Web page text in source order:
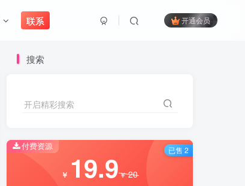
联系 开通会员
搜索
开启精彩搜索
付费资源
￥ 19.9￥20
已售 2